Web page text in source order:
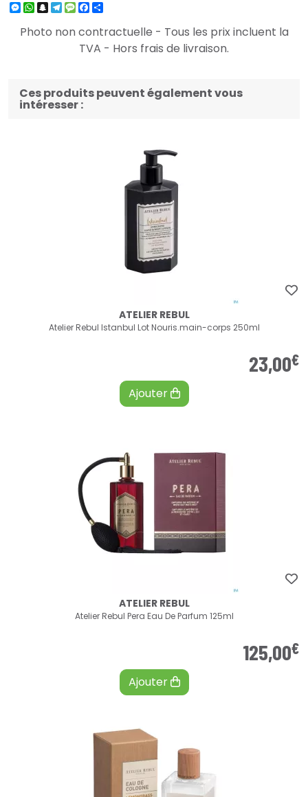
Messenger
WhatsApp
Snapchat
Telegram
Message
Facebook
Photo non contractuelle - Tous les prix incluent la
TVA - Hors frais de livraison.
Ces produits peuvent également vous
intéresser :
ATELIER REBUL
Atelier Rebul Istanbul Lot Nouris.main-corps 250ml
23,00€
Ajouter
ATELIER REBUL
Atelier Rebul Pera Eau De Parfum 125ml
125,00€
Ajouter